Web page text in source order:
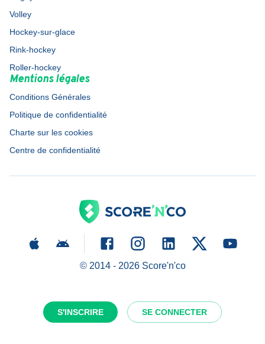
S'INSCRIRE SE CONNECTER
Volley
Hockey-sur-glace
Rink-hockey
Roller-hockey
Mentions légales
Conditions Générales
Politique de confidentialité
Charte sur les cookies
Centre de confidentialité
© 2014 - 2026Score'n'co